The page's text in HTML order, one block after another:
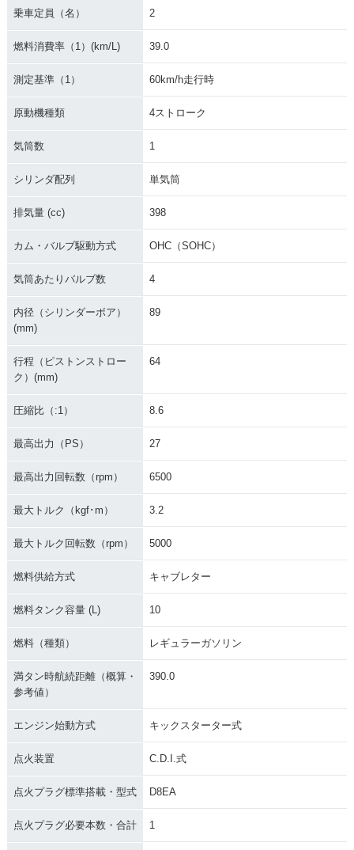
乗車定員（名） 2
燃料消費率（1）(km/L) 39.0
測定基準（1） 60km/h走行時
原動機種類 4ストローク
気筒数 1
シリンダ配列 単気筒
排気量 (cc) 398
カム・バルブ駆動方式 OHC（SOHC）
気筒あたりバルブ数 4
内径（シリンダーボア）
(mm)
89
行程（ピストンストロー
ク）(mm)
64
圧縮比（:1） 8.6
最高出力（PS） 27
最高出力回転数（rpm） 6500
最大トルク（kgf･m） 3.2
最大トルク回転数（rpm） 5000
燃料供給方式 キャブレター
燃料タンク容量 (L) 10
燃料（種類） レギュラーガソリン
満タン時航続距離（概算・
参考値）
390.0
エンジン始動方式 キックスターター式
点火装置 C.D.I.式
点火プラグ標準搭載・型式 D8EA
点火プラグ必要本数・合計 1